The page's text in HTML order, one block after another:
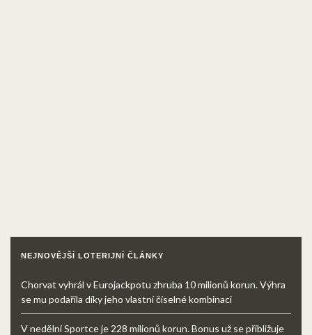
NEJNOVĚJŠÍ LOTERIJNÍ ČLÁNKY
Chorvat vyhrál v Eurojackpotu zhruba 10 milionů korun. Výhra
se mu podařila díky jeho vlastní číselné kombinaci
V nedělní Sportce je 228 milionů korun. Bonus už se přibližuje